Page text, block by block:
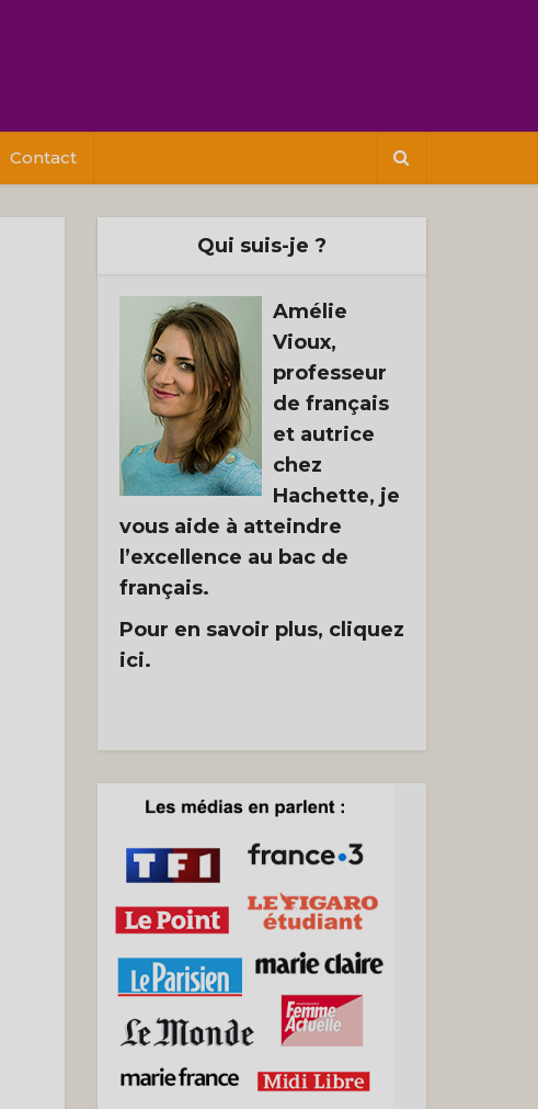
Contact
Qui suis-je ?
Amélie
Vioux,
professeur
de français
et autrice
chez
Hachette, je
vous aide à atteindre
l’excellence au bac de
français.
Pour en savoir plus, cliquez
ici.